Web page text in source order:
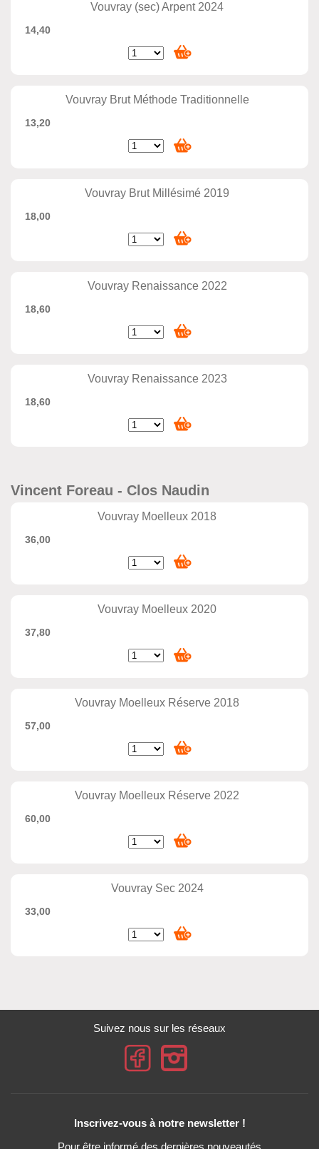
Vouvray (sec) Arpent 2024
14,40
Vouvray Brut Méthode Traditionnelle
13,20
Vouvray Brut Millésimé 2019
18,00
Vouvray Renaissance 2022
18,60
Vouvray Renaissance 2023
18,60
Vincent Foreau - Clos Naudin
Vouvray Moelleux 2018
36,00
Vouvray Moelleux 2020
37,80
Vouvray Moelleux Réserve 2018
57,00
Vouvray Moelleux Réserve 2022
60,00
Vouvray Sec 2024
33,00
Suivez nous sur les réseaux
Inscrivez-vous à notre newsletter !
Pour être informé des dernières nouveautés